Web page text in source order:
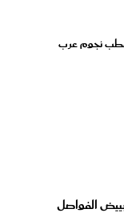
نجوم عرب
الفواصل